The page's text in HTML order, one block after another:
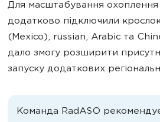
Для масштабування
додатково підключили
(Mexico), russian, Arabic та
дало змогу розширити
запуску додаткових
Команда RadASO